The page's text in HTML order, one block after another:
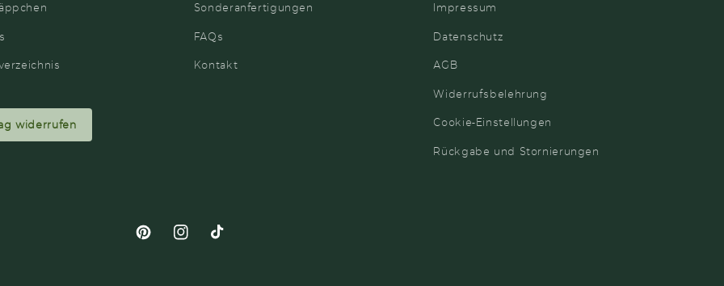
widerrufen
Sonderanfertigungen
FAQs
Kontakt
Impressum
Datenschutz
AGB
Widerrufsbelehrung
Cookie-Einstellungen
Rückgabe und Stornierungen
PinterestInstagramTikTok